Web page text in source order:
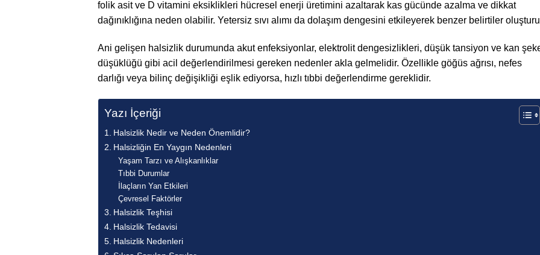
folik asit ve D vitamini eksiklikleri hücresel enerji üretimini azaltarak kas gücünde azalma ve dikkat
dağınıklığına neden olabilir. Yetersiz sıvı alımı da dolaşım dengesini etkileyerek benzer belirtiler
Ani gelişen halsizlik durumunda akut enfeksiyonlar, elektrolit dengesizlikleri, düşük tansiyon ve kan
düşüklüğü gibi acil değerlendirilmesi gereken nedenler akla gelmelidir. Özellikle göğüs ağrısı, nefes
darlığı veya bilinç değişikliği eşlik ediyorsa, hızlı tıbbi değerlendirme gereklidir.
Yazı İçeriği
Halsizlik Nedir ve Neden Önemlidir?
Halsizliğin En Yaygın Nedenleri
Yaşam Tarzı ve Alışkanlıklar
Tıbbi Durumlar
İlaçların Yan Etkileri
Çevresel Faktörler
Halsizlik Teşhisi
Halsizlik Tedavisi
Halsizlik Nedenleri